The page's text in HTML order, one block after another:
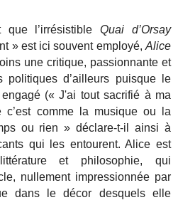
que l’irrésistibleQuai d’Orsay
» est ici souvent employé, Alice
une critique, passionnante et
d’ailleurs puisque le
(« J'ai tout sacrifié à ma
comme la musique ou la
ou rien » déclare-t-il ainsi à
qui les entourent. Alice est
et philosophie, qui
nullement impressionnée par
dans le décor desquels elle